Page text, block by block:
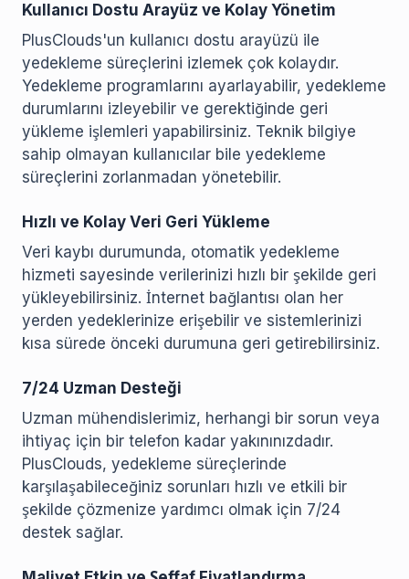
Kullanıcı Dostu Arayüz ve Kolay Yönetim
PlusClouds'un kullanıcı dostu arayüzü ile
yedekleme süreçlerini izlemek çok kolaydır.
Yedekleme programlarını ayarlayabilir, yedekleme
durumlarını izleyebilir ve gerektiğinde geri
yükleme işlemleri yapabilirsiniz. Teknik bilgiye
sahip olmayan kullanıcılar bile yedekleme
süreçlerini zorlanmadan yönetebilir.
Hızlı ve Kolay Veri Geri Yükleme
Veri kaybı durumunda, otomatik yedekleme
hizmeti sayesinde verilerinizi hızlı bir şekilde geri
yükleyebilirsiniz. İnternet bağlantısı olan her
yerden yedeklerinize erişebilir ve sistemlerinizi
kısa sürede önceki durumuna geri getirebilirsiniz.
7/24 Uzman Desteği
Uzman mühendislerimiz, herhangi bir sorun veya
ihtiyaç için bir telefon kadar yakınınızdadır.
PlusClouds, yedekleme süreçlerinde
karşılaşabileceğiniz sorunları hızlı ve etkili bir
şekilde çözmenize yardımcı olmak için 7/24
destek sağlar.